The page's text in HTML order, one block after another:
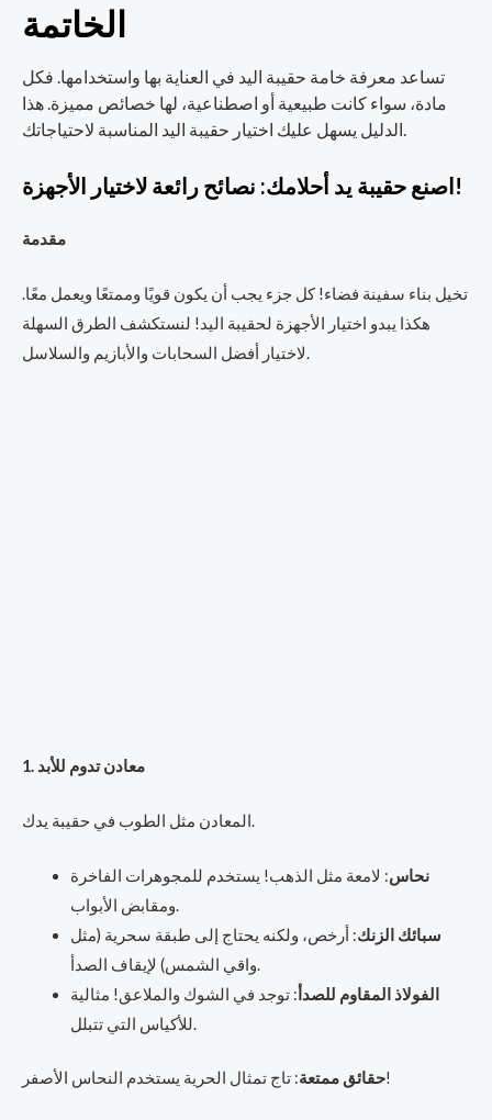
الخاتمة
تساعد معرفة خامة حقيبة اليد في العناية بها واستخدامها. فكل
مادة، سواء كانت طبيعية أو اصطناعية، لها خصائص مميزة. هذا
اصنع حقيبة يد أحلامك: نصائح رائعة لاختيار الأجهزة!
مقدمة
تخيل بناء سفينة فضاء! كل جزء يجب أن يكون قويًا وممتعًا ويعمل معًا.
هكذا يبدو اختيار الأجهزة لحقيبة اليد! لنستكشف الطرق السهلة
لاختيار أفضل السحابات والأبازيم والسلاسل.
1. معادن تدوم للأبد
المعادن مثل الطوب في حقيبة يدك.
نحاس: لامعة مثل الذهب! يستخدم للمجوهرات الفاخرة
ومقابض الأبواب.
سبائك الزنك: أرخص، ولكنه يحتاج إلى طبقة سحرية (مثل
واقي الشمس) لإيقاف الصدأ.
الفولاذ المقاوم للصدأ: توجد في الشوك والملاعق! مثالية
للأكياس التي تتبلل.
حقائق ممتعة: تاج تمثال الحرية يستخدم النحاس الأصفر!